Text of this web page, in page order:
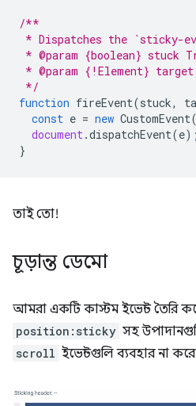
/**
* Dispatches the `sticky-
* @param {boolean}
* @param {!Element}
*/
function fireEvent(stuck,
const e = new CustomEvent(
document .dispatchEvent(e);
}
তাই তো!
চূড়ান্ত ডেমো
আমরা একটি কাস্টম ইভেন্ট তৈরি
position:sticky সহ
scroll ইভেন্টগুলি ব্যবহার না